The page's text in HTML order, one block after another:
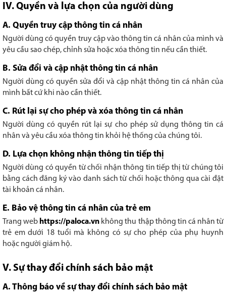
IV. Quyền và lựa chọn của người dùng
A. Quyền truy cập thông tin cá nhân
Người dùng có quyền truy cập vào thông tin cá nhân của mình và
yêu cầu sao chép, chỉnh sửa hoặc xóa thông tin nếu cần thiết.
B. Sửa đổi và cập nhật thông tin cá nhân
Người dùng có quyền sửa đổi và cập nhật thông tin cá nhân của
mình bất cứ khi nào cần thiết.
C. Rút lại sự cho phép và xóa thông tin cá nhân
Người dùng có quyền rút lại sự cho phép sử dụng thông tin cá
nhân và yêu cầu xóa thông tin khỏi hệ thống của chúng tôi.
D. Lựa chọn không nhận thông tin tiếp thị
Người dùng có quyền từ chối nhận thông tin tiếp thị từ chúng tôi
bằng cách đăng ký vào danh sách từ chối hoặc thông qua cài đặt
tài khoản cá nhân.
E. Bảo vệ thông tin cá nhân của trẻ em
Trang web https://paloca.vn không thu thập thông tin cá nhân từ
trẻ em dưới 18 tuổi mà không có sự cho phép của phụ huynh
hoặc người giám hộ.
V. Sự thay đổi chính sách bảo mật
A. Thông báo về sự thay đổi chính sách bảo mật